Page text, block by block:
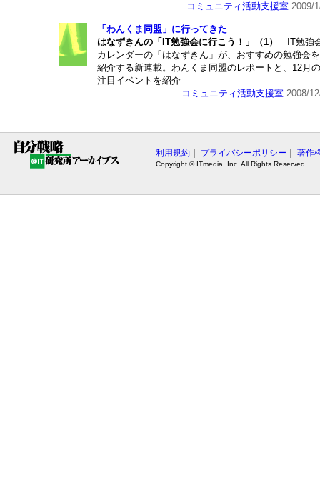
コミュニティ活動支援室 2009/
「わんくま同盟」に行ってきた
はなずきんの「IT勉強会に行こう！」（1）
IT勉強
カレンダーの「はなずきん」が、おすすめの勉強会を
紹介する新連載。わんくま同盟のレポートと、12月の
注目イベントを紹介
コミュニティ活動支援室 2008/
利用規約 プライバシーポリシー 著作
Copyright © ITmedia, Inc. All Rights Reserved.